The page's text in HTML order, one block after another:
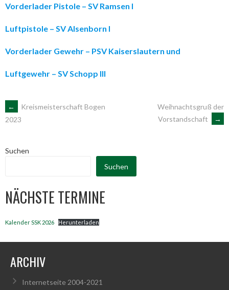
Vorderlader Pistole – SV Ramsen I
Luftpistole – SV Alsenborn I
Vorderlader Gewehr – PSV Kaiserslautern und
Luftgewehr – SV Schopp III
ARTIKEL-
NAVIGATION
←
Kreismeisterschaft Bogen
2023
Weihnachtsgruß der
Vorstandschaft
→
Suchen
Suchen
NÄCHSTE TERMINE
Kalender SSK 2026 Herunterladen
ARCHIV
Internetseite 2004-2021